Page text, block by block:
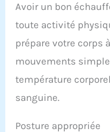
Avoir un bon
toute activité
prépare votre corps
mouvements
température
sanguine.
Posture appropriée